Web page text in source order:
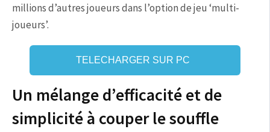
millions d’autres joueurs dans l’option de jeu ‘multi-
joueurs’.
TELECHARGER SUR PC
Un mélange d’efficacité et de
simplicité à couper le souffle